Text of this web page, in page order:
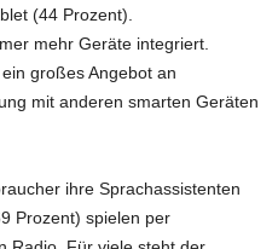
(44 Prozent).
mehr Geräte integriert.
großes Angebot an
mit anderen smarten Geräten
ihre Sprachassistenten
Prozent) spielen per